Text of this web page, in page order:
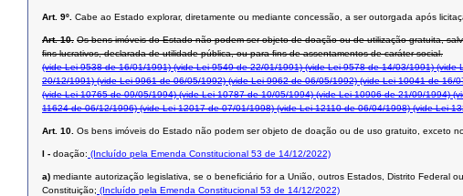
Art. 9º. Cabe ao Estado explorar, diretamente ou mediante concessão, a ser outorgada após
Art. 10. Os bens imóveis do Estado não podem ser objeto de doação ou de utilização gratuita,
ﬁns lucrativos, declarada de utilidade pública, ou para ﬁns de assentamentos de caráter social.
(vide Lei 9538 de 16/01/1991)(vide Lei 9549 de 22/01/1991)(vide Lei 9578 de 14/03/1991)(vide
20/12/1991)(vide Lei 9961 de 06/05/1992)(vide Lei 9962 de 06/05/1992)(vide Lei 10041 de 16/
(vide Lei 10765 de 09/05/1994)(vide Lei 10787 de 10/05/1994)(vide Lei 10906 de 21/09/1994)
11624 de 06/12/1996)(vide Lei 12017 de 07/01/1998)(vide Lei 12110 de 06/04/1998)(vide Lei
Art. 10. Os bens imóveis do Estado não podem ser objeto de doação ou de uso gratuito, exceto
I - doação: (Incluído pela Emenda Constitucional 53 de 14/12/2022)
a) mediante autorização legislativa, se o beneficiário for a União, outros Estados, Distrito Federal
Constituição; (Incluído pela Emenda Constitucional 53 de 14/12/2022)